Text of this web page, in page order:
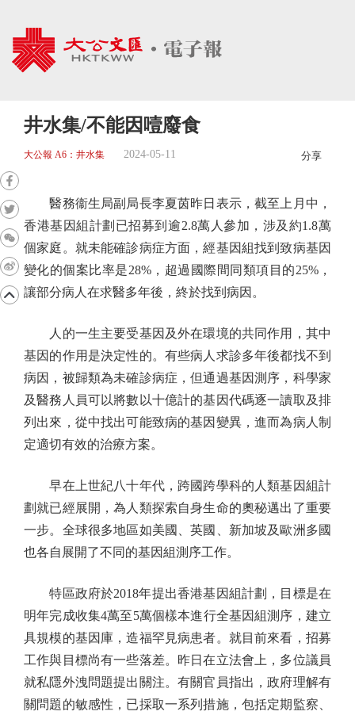
井水集/不能因噎廢食
大公報 A6：井水集 2024-05-11 分享
醫務衞生局副局長李夏茵昨日表示，截至上月中，
香港基因組計劃已招募到逾2.8萬人參加，涉及約1.8萬
個家庭。就未能確診病症方面，經基因組找到致病基因
變化的個案比率是28%，超過國際間同類項目的25%，
讓部分病人在求醫多年後，終於找到病因。
人的一生主要受基因及外在環境的共同作用，其中
基因的作用是決定性的。有些病人求診多年後都找不到
病因，被歸類為未確診病症，但通過基因測序，科學家
及醫務人員可以將數以十億計的基因代碼逐一讀取及排
列出來，從中找出可能致病的基因變異，進而為病人制
定適切有效的治療方案。
早在上世紀八十年代，跨國跨學科的人類基因組計
劃就已經展開，為人類探索自身生命的奧秘邁出了重要
一步。全球很多地區如美國、英國、新加坡及歐洲多國
也各自展開了不同的基因組測序工作。
特區政府於2018年提出香港基因組計劃，目標是在
明年完成收集4萬至5萬個樣本進行全基因組測序，建立
具規模的基因庫，造福罕見病患者。就目前來看，招募
工作與目標尚有一些落差。昨日在立法會上，多位議員
就私隱外洩問題提出關注。有關官員指出，政府理解有
關問題的敏感性，已採取一系列措施，包括定期監察、